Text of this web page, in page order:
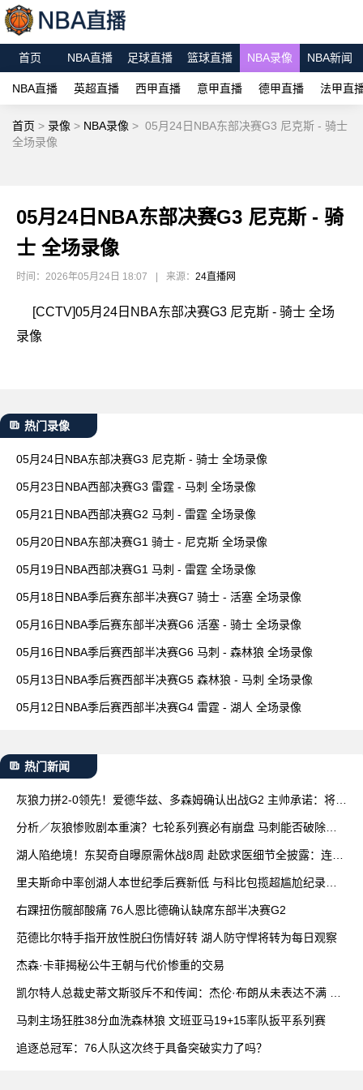
首页 NBA直播 足球直播 篮球直播 NBA录像 NBA新闻
NBA直播 英超直播 西甲直播 意甲直播 德甲直播 法甲直
首页 > 录像 > NBA录像 > 05月24日NBA东部决赛G3 尼克斯 - 骑士
全场录像
05月24日NBA东部决赛G3 尼克斯 - 骑
士 全场录像
时间：2026年05月24日 18:07 来源： 24直播网
[CCTV]05月24日NBA东部决赛G3 尼克斯 - 骑士 全场
录像
热门录像
05月24日NBA东部决赛G3 尼克斯 - 骑士 全场录像
05月23日NBA西部决赛G3 雷霆 - 马刺 全场录像
05月21日NBA西部决赛G2 马刺 - 雷霆 全场录像
05月20日NBA东部决赛G1 骑士 - 尼克斯 全场录像
05月19日NBA西部决赛G1 马刺 - 雷霆 全场录像
05月18日NBA季后赛东部半决赛G7 骑士 - 活塞 全场录像
05月16日NBA季后赛东部半决赛G6 活塞 - 骑士 全场录像
05月16日NBA季后赛西部半决赛G6 马刺 - 森林狼 全场录像
05月13日NBA季后赛西部半决赛G5 森林狼 - 马刺 全场录像
05月12日NBA季后赛西部半决赛G4 雷霆 - 湖人 全场录像
热门新闻
灰狼力拼2-0领先！爱德华兹、多森姆确认出战G2 主帅承诺：将增
分析／灰狼惨败剧本重演？七轮系列赛必有崩盘 马刺能否破除魔
湖人陷绝境！东契奇自曝原需休战8周 赴欧求医细节全披露：连打
里夫斯命中率创湖人本世纪季后赛新低 与科比包揽超尴尬纪录前
右踝扭伤髋部酸痛 76人恩比德确认缺席东部半决赛G2
范德比尔特手指开放性脱臼伤情好转 湖人防守悍将转为每日观察
杰森·卡菲揭秘公牛王朝与代价惨重的交易
凯尔特人总裁史蒂文斯驳斥不和传闻：杰伦·布朗从未表达不满 双
马刺主场狂胜38分血洗森林狼 文班亚马19+15率队扳平系列赛
追逐总冠军：76人队这次终于具备突破实力了吗？